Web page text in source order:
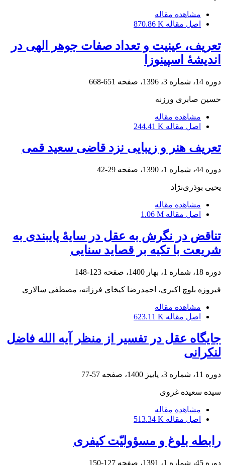
مشاهده مقاله
اصل مقاله 870.86 K
تعریف، عینیت و تعداد صفات جوهر الهی در
اندیشۀ اسپینوزا
دوره 14، شماره 3، 1396، صفحه 651-668
حسین صابری ورزنه
مشاهده مقاله
اصل مقاله 244.41 K
تعریف هنر و زیبایی نزد قاضی سعید قمی
دوره 44، شماره 1، 1390، صفحه 29-42
یحیی بوذری‌نژاد
مشاهده مقاله
اصل مقاله 1.06 M
تناقض در نگرش به عقل در سایۀ پایبندی به
شریعت با تکیه بر قصاید سنایی
دوره 18، شماره 1، بهار 1400، صفحه 123-148
فیروزه بلوچ اکبری، احمدرضا کیخای فرزانه، مصطفی سالاری
مشاهده مقاله
اصل مقاله 623.11 K
جایگاه عقل در تفسیر از منظر آیه الله فاضل
لنکرانی
دوره 11، شماره 3، پاییز 1400، صفحه 57-77
سیده سعیده غروی
مشاهده مقاله
اصل مقاله 513.34 K
رابطه بلوغ و مسؤولیّت کیفری
دوره 45، شماره 1، 1391، صفحه 127-150